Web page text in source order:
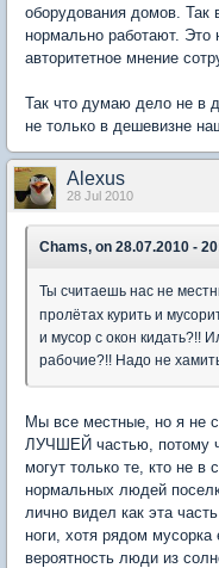
оборудования домов. Так
нормально работают.
авторитетное мнение
Так что думаю дело не в
не только в дешевизне
Alexus
28 Jul 2010
Chams, on 28.07.2010 -
Ты считаешь нас не
пролётах курить и
и мусор с окон кидать?!!
рабочие?!! Надо не
Мы все местные, но я не
ЛУЧШЕЙ частью, потому
могут только те, кто не в
нормальных людей
лично видел как эта
ноги, хотя рядом
вероятность люди из